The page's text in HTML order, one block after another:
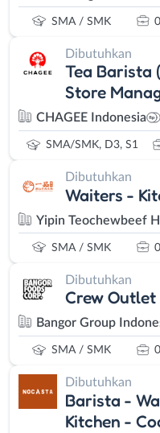
SMA / SMK
Dibutuhkan
Tea Barista
Store
CHAGEE Indonesia
SMA/SMK, D3, S1
Dibutuhkan
Waiters -
Yipin Teochewbeef
SMA / SMK
Dibutuhkan
Crew Outlet
Bangor Group
SMA / SMK
Dibutuhkan
Barista -
Kitchen -